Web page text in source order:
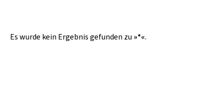
Es wurde kein Ergebnis gefunden zu »*«.